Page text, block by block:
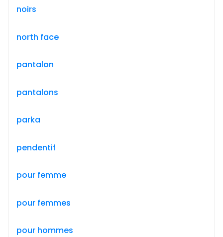
noirs
north face
pantalon
pantalons
parka
pendentif
pour femme
pour femmes
pour hommes